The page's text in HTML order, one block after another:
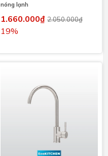
nóng lạnh
1.660.000₫ 2.050.000₫
19%